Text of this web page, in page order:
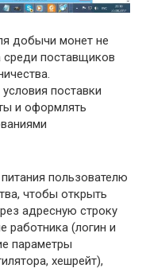
добычи монет не
среди поставщиков
поставки
и оформлять
пользователю
чтобы открыть
адресную строку
работника (логин и
параметры
хешрейт),